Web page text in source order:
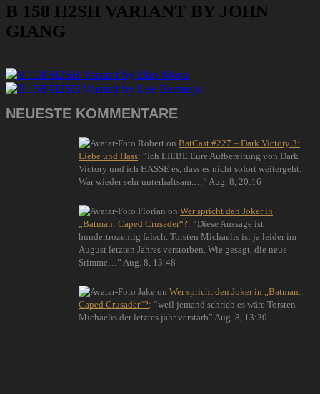
B 158 H2SH VARIANT BY JOHN
GIANG
NEUESTE KOMMENTARE
Robert on BatCast #227 – Dark Victory 3:
Liebe und Hass: “Ich LIEBE Eure Aufbereitung von Dark
Victory und ich HASSE es, dass es nicht sofort weitergeht.
War wieder sehr unterhaltsam.… ” Aug. 8, 20:16
Florian on Wer spricht den Joker in
„Batman: Caped Crusader“?: “Diese Aussage ist
hundertrozentig falsch. Torsten Michaelis ist ja leider im
August letzten Jahres verstorben. Wie gesagt, die neue
Stimme… ” Aug. 8, 13:48
Jake on Wer spricht den Joker in „Batman:
Caped Crusader“?: “weil jemand schrieb es wäre Torsten
Michaelis der letztes jahr verstarb” Aug. 8, 13:30